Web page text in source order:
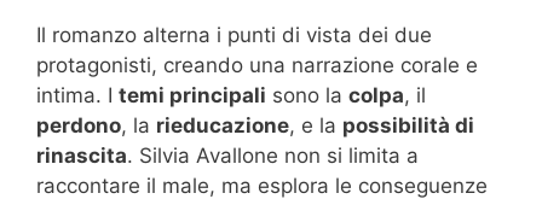
Il romanzo alterna i punti di vista dei due
protagonisti, creando una narrazione corale e
intima. I temi principali sono la colpa, il
perdono, la rieducazione, e la possibilità di
rinascita. Silvia Avallone non si limita a
raccontare il male, ma esplora le conseguenze